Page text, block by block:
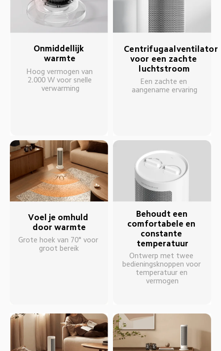
Onmiddellijk
warmte
Hoog vermogen van
2.000 W voor snelle
verwarming
Centrifugaalventilator
voor een zachte
luchtstroom
Een zachte en
aangename ervaring
Voel je omhuld
door warmte
Grote hoek van 70° voor
groot bereik
Behoudt een
comfortabele en
constante
temperatuur
Ontwerp met twee
bedieningsknoppen voor
temperatuur en
vermogen